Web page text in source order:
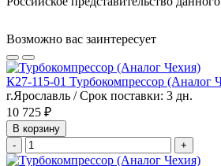
Возможно вас заинтересует
К27-115-01 Турбокомпрессор (Аналог
г.Ярославль / Срок поставки: 3 дн.
10 725 ₽
В корзину
-
+